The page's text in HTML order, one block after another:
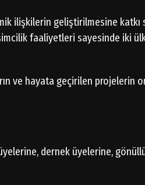
ilişkilerin geliştirilmesine katkı
faaliyetleri sayesinde iki
ve hayata geçirilen projelerin
dernek üyelerine,